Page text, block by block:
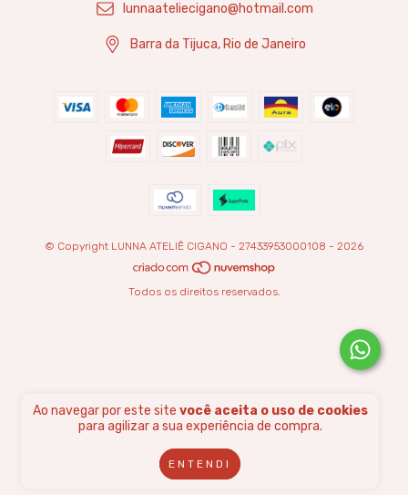
Ao navegar por este site você aceita o uso de cookies
para agilizar a sua experiência de compra.
ENTENDI
lunnaateliecigano@hotmail.com
Barra da Tijuca, Rio de Janeiro
© Copyright LUNNA ATELIÊ CIGANO - 27433953000108 - 2026
Todos os direitos reservados.